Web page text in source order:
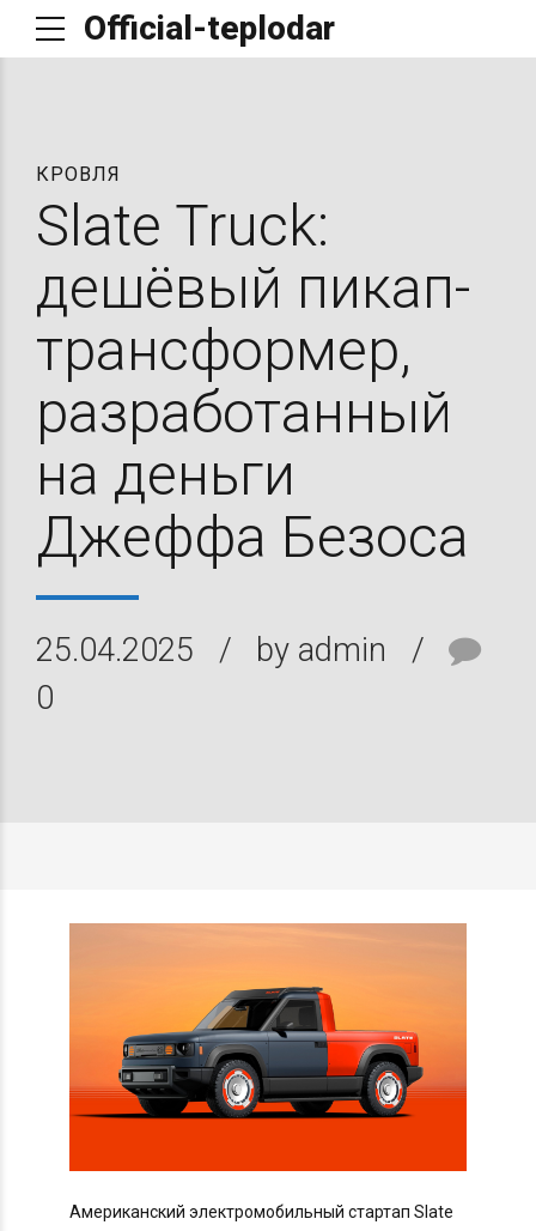
Official-teplodar
КРОВЛЯ
Slate Truck:
дешёвый пикап-
трансформер,
разработанный
на деньги
Джеффа Безоса
25.04.2025
by admin
0
Американский электромобильный стартап Slate